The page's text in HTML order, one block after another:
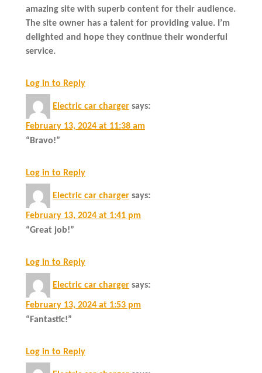
amazing site with superb content for their audience.
The site owner has a talent for providing value. I’m
delighted and hope they continue their wonderful
service.
Log in to Reply
Electric car charger says:
February 13, 2024 at 11:38 am
“Bravo!”
Log in to Reply
Electric car charger says:
February 13, 2024 at 1:41 pm
“Great job!”
Log in to Reply
Electric car charger says:
February 13, 2024 at 1:53 pm
“Fantastic!”
Log in to Reply